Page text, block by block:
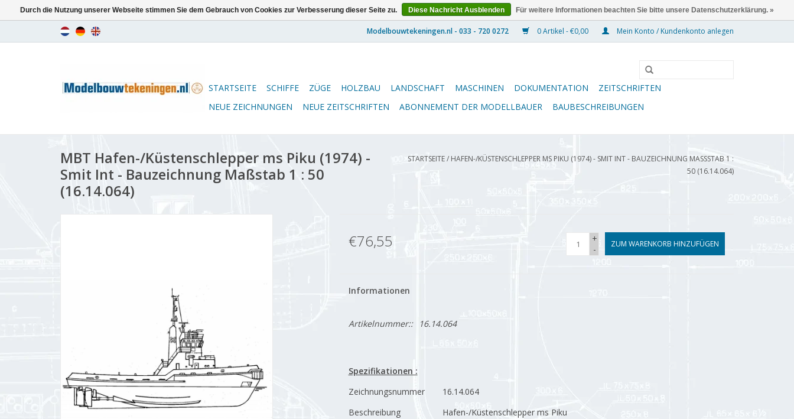
0 Artikel - €0,00 Mein Konto / Kundenkonto anlegen
STARTSEITE SCHIFFE ZÜGE HOLZBAU LANDSCHAFT MASCHINEN DOKUMENTATION
ZEITSCHRIFTEN
NEUE ZEICHNUNGEN
NEUE ZEITSCHRIFTEN ABONNEMENT DER MODELLBAUER BAUBESCHREIBUNGEN
MBT Hafen-/Küstenschlepper ms Piku (1974) -
Smit Int - Bauzeichnung Maßstab 1 : 50
(16.14.064)
STARTSEITE/ HAFEN-/KÜSTENSCHLEPPER MS PIKU (1974) - SMIT INT - BAUZEICHNUNG MASSSTAB 1 : 5
0 (16.14.064)
€76,55
+
-
ZUM WARENKORB HINZUFÜGEN
Informationen
Artikelnummer:: 16.14.064
Spezifikationen :
Zeichnungsnummer
16.14.064
Beschreibung
Hafen-/Küstenschlepper ms Piku
Durch die Nutzung unserer Webseite stimmen Sie dem Gebrauch von Cookies zur Verbesserung dieser Seite zu. Diese Nachricht Ausblenden Für weitere Informationen beachten Sie bitte unsere Datenschutzerklärung. »